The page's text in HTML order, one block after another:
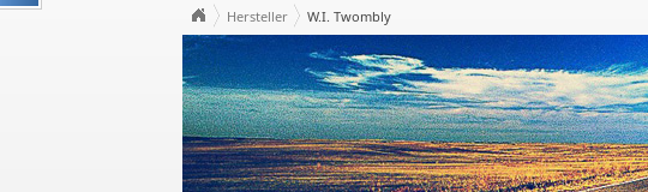
Hersteller W.I. Twombly